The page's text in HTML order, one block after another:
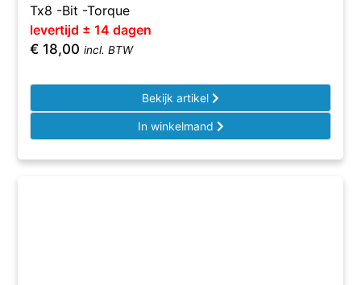
Tx8 -Bit -Torque
levertijd ± 14 dagen
€ 18,00 incl. BTW
Bekijk artikel
In winkelmand